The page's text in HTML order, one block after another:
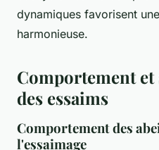
dynamiques favorisent
harmonieuse.
Comportement
des essaims
Comportement des
l'essaimage